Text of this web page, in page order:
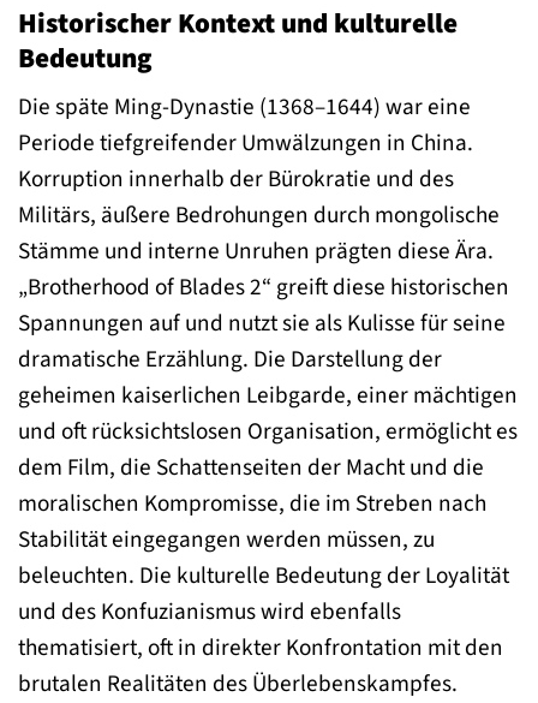
Historischer Kontext und kulturelle
Bedeutung
Die späte Ming-Dynastie (1368–1644) war eine
Periode tiefgreifender Umwälzungen in China.
Korruption innerhalb der Bürokratie und des
Militärs, äußere Bedrohungen durch mongolische
Stämme und interne Unruhen prägten diese Ära.
„Brotherhood of Blades 2“ greift diese historischen
Spannungen auf und nutzt sie als Kulisse für seine
dramatische Erzählung. Die Darstellung der
geheimen kaiserlichen Leibgarde, einer mächtigen
und oft rücksichtslosen Organisation, ermöglicht es
dem Film, die Schattenseiten der Macht und die
moralischen Kompromisse, die im Streben nach
Stabilität eingegangen werden müssen, zu
beleuchten. Die kulturelle Bedeutung der Loyalität
und des Konfuzianismus wird ebenfalls
thematisiert, oft in direkter Konfrontation mit den
brutalen Realitäten des Überlebenskampfes.